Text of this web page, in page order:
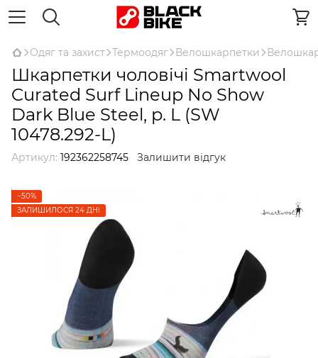
Одяг та захист Термоодяг Велошкарпетки
Шкарпетки чоловічі Smartwool
Curated Surf Lineup No Show
Dark Blue Steel, р. L (SW
10478.292-L)
Артикул: 192362258745 Залишити відгук
−50%
ЗАЛИШИЛОСЯ 24 ДНІ